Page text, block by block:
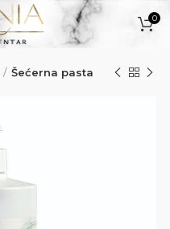
0
Šećerna pasta